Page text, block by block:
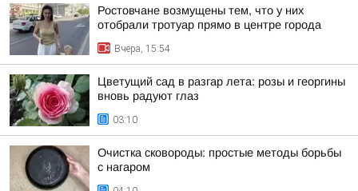
Ростовчане возмущены тем, что у них
отобрали тротуар прямо в центре города
Вчера, 15:54
Цветущий сад в разгар лета: розы и георгины
вновь радуют глаз
03:10
Очистка сковороды: простые методы борьбы
с нагаром